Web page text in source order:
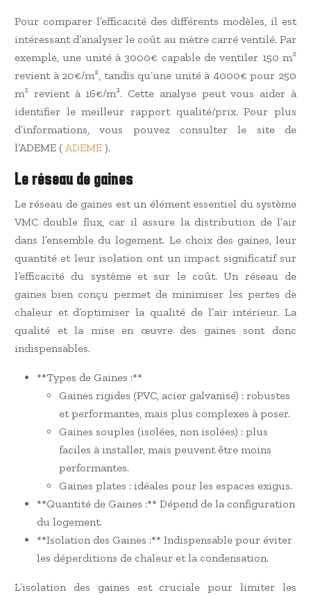
Pour comparer l’efficacité des différents modèles, il est
intéressant d’analyser le coût au mètre carré ventilé. Par
exemple, une unité à 3000€ capable de ventiler 150 m²
revient à 20€/m², tandis qu’une unité à 4000€ pour 250
m² revient à 16€/m². Cette analyse peut vous aider à
identifier le meilleur rapport qualité/prix. Pour plus
d’informations, vous pouvez consulter le site de
l’ADEME ( ADEME ).
Le réseau de gaines
Le réseau de gaines est un élément essentiel du système
VMC double flux, car il assure la distribution de l’air
dans l’ensemble du logement. Le choix des gaines, leur
quantité et leur isolation ont un impact significatif sur
l’efficacité du système et sur le coût. Un réseau de
gaines bien conçu permet de minimiser les pertes de
chaleur et d’optimiser la qualité de l’air intérieur. La
qualité et la mise en œuvre des gaines sont donc
indispensables.
**Types de Gaines :**
Gaines rigides (PVC, acier galvanisé) : robustes
et performantes, mais plus complexes à poser.
Gaines souples (isolées, non isolées) : plus
faciles à installer, mais peuvent être moins
performantes.
Gaines plates : idéales pour les espaces exigus.
**Quantité de Gaines :** Dépend de la configuration
du logement.
**Isolation des Gaines :** Indispensable pour éviter
les déperditions de chaleur et la condensation.
L’isolation des gaines est cruciale pour limiter les